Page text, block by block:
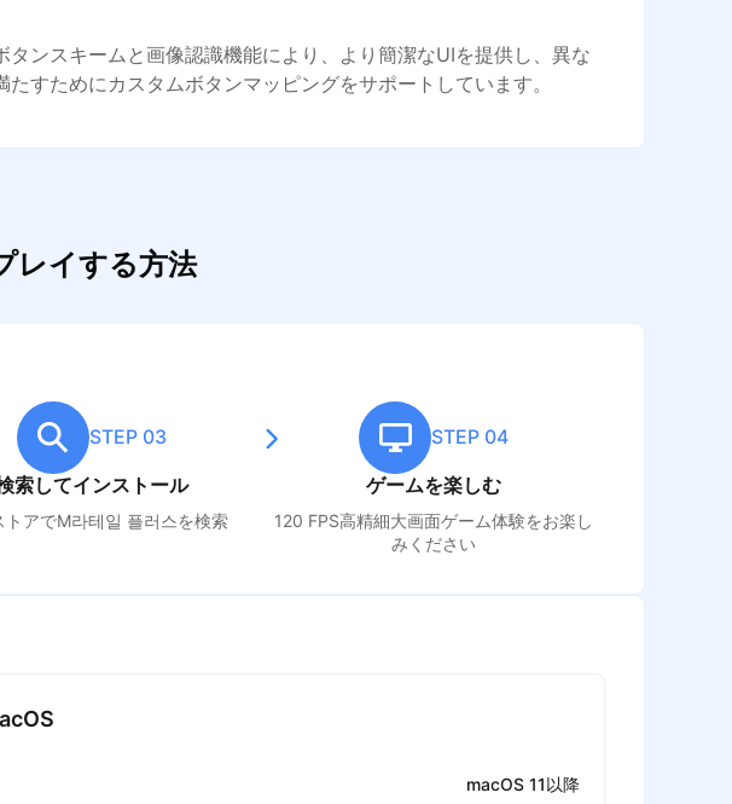
タンスキームと画像認識機能により、より簡潔なUIを提供し、異な
たすためにカスタムボタンマッピングをサポートしています。
レイする方法
STEP 03
索してインストール
トアでM라테일 플러스を検索
STEP 04
ゲームを楽しむ
120 FPS高精細大画面ゲーム体験をお楽し
みください
macOS 11以降